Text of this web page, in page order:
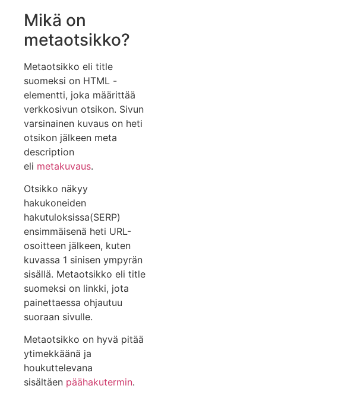
Mikä on
metaotsikko?
Metaotsikko eli title
suomeksi on HTML -
elementti, joka määrittää
verkkosivun otsikon. Sivun
varsinainen kuvaus on heti
otsikon jälkeen meta
description
eli metakuvaus.
Otsikko näkyy
hakukoneiden
hakutuloksissa(SERP)
ensimmäisenä heti URL-
osoitteen jälkeen, kuten
kuvassa 1 sinisen ympyrän
sisällä. Metaotsikko eli title
suomeksi on linkki, jota
painettaessa ohjautuu
suoraan sivulle.
Metaotsikko on hyvä pitää
ytimekkäänä ja
houkuttelevana
sisältäen päähakutermin.